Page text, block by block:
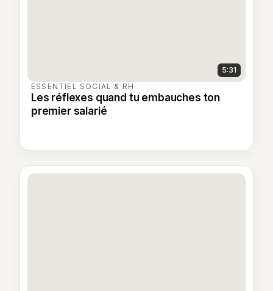
5:31
ESSENTIEL · SOCIAL & RH
Les réflexes quand tu embauches ton
premier salarié